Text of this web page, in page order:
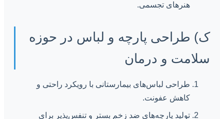
هنرهای تجسمی.
ک) طراحی پارچه و لباس در حوزه
سلامت و درمان
طراحی لباس‌های بیمارستانی با رویکرد راحتی و
کاهش عفونت.
تولید پارچه‌های ضد زخم بستر و تنفس‌پذیر برای